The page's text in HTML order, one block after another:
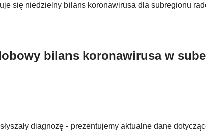
się niedzielny bilans koronawirusa dla subregionu
bilans koronawirusa w
diagnozę - prezentujemy aktualne dane